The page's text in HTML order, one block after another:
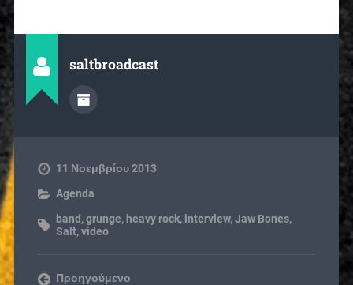
saltbroadcast
11 Νοεμβρίου 2013
Agenda
band ,grunge, heavy rock, interview,Jaw Bones,
Salt,video
Προηγούμενο